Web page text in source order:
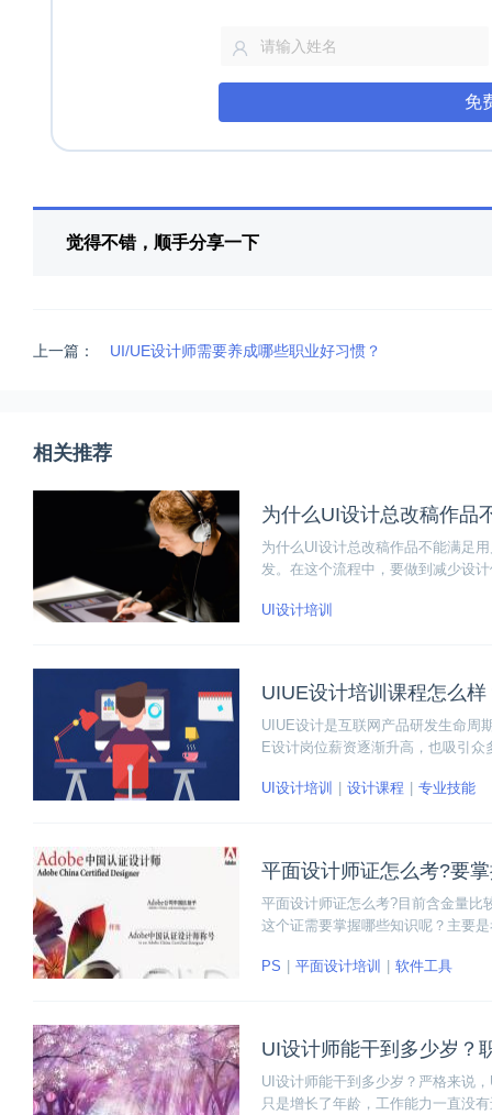
免
觉得不错，顺手分享一下
上一篇： UI/UE设计师需要养成哪些职业好习惯？
相关推荐
为什么UI设计总改稿作品
为什么UI设计总改稿作品不能满足
发。在这个流程中，要做到减少设
UI设计培训
UIUE设计培训课程怎么
UIUE设计是互联网产品研发生命周
E设计岗位薪资逐渐升高，也吸引
UI设计培训
设计课程 专业技能
平面设计师证怎么考?要
平面设计师证怎么考?目前含金量比
这个证需要掌握哪些知识呢？主要
PS 平面设计培训 软件工具
UI设计师能干到多少岁？
UI设计师能干到多少岁？严格来说
只是增长了年龄，工作能力一直没